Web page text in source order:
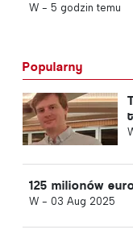
W - 5 godzin temu
Popularny
125 milionów
W - 03 Aug 2025